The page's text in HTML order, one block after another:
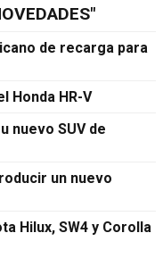
de recarga para
Honda HR-V
nuevo SUV de
un nuevo
Hilux, SW4 y Corolla